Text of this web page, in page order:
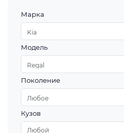
Марка
Kia
Модель
Regal
Поколение
Любое
Кузов